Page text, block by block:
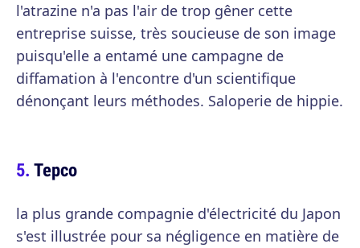
l'atrazine n'a pas l'air de trop gêner cette
entreprise suisse, très soucieuse de son image
puisqu'elle a entamé une campagne de
diffamation à l'encontre d'un scientifique
dénonçant leurs méthodes. Saloperie de hippie.
Tepco
la plus grande compagnie d'électricité du Japon
s'est illustrée pour sa négligence en matière de